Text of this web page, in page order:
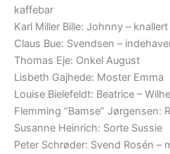
kaffebar
Karl Miller Bille: Johnny –
Claus Bue: Svendsen –
Thomas Eje: Onkel August
Lisbeth Gajhede: Moster Emma
Louise Bielefeldt: Beatrice –
Flemming “Bamse” Jørgensen:
Susanne Heinrich: Sorte Sussie
Peter Schrøder: Svend Rosén –